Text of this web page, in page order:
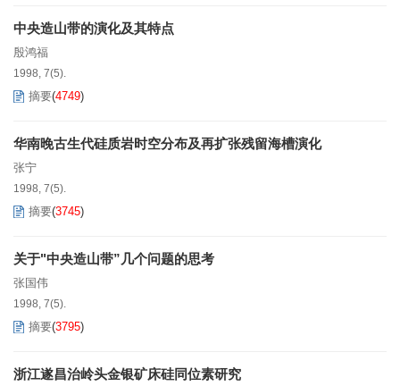
中央造山带的演化及其特点
殷鸿福
1998, 7(5).
摘要(4749)
华南晚古生代硅质岩时空分布及再扩张残留海槽演化
张宁
1998, 7(5).
摘要(3745)
关于"中央造山带”几个问题的思考
张国伟
1998, 7(5).
摘要(3795)
浙江遂昌治岭头金银矿床硅同位素研究